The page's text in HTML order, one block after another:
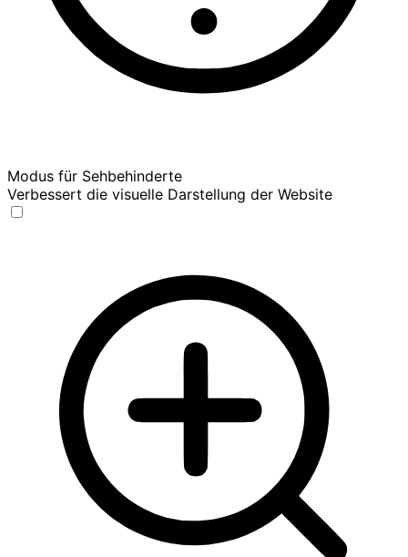
Modus für Sehbehinderte
Verbessert die visuelle Darstellung der Website